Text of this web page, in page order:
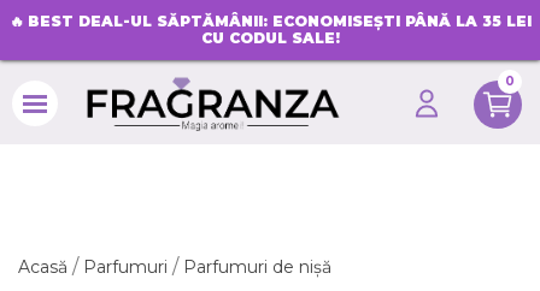
🔥 BEST DEAL-UL SĂPTĂMÂNII: ECONOMISEȘTI PÂNĂ LA 35 LEI
CU CODUL SALE!
0
Acasă Parfumuri Parfumuri de nișă